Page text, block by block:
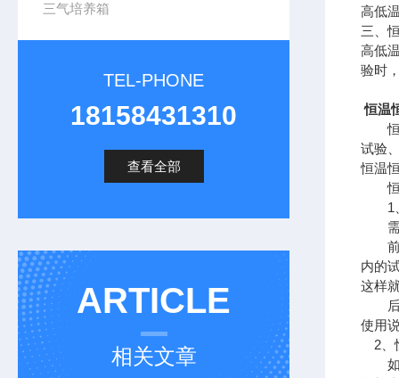
三气培养箱
TEL-PHONE
18158431310
查看全部
ARTICLE
相关文章
高低
三、
高低
验时
恒温
恒温
试验
恒温
恒温
1、
需要
前者
内的
这样
后者
使用
2、
如果